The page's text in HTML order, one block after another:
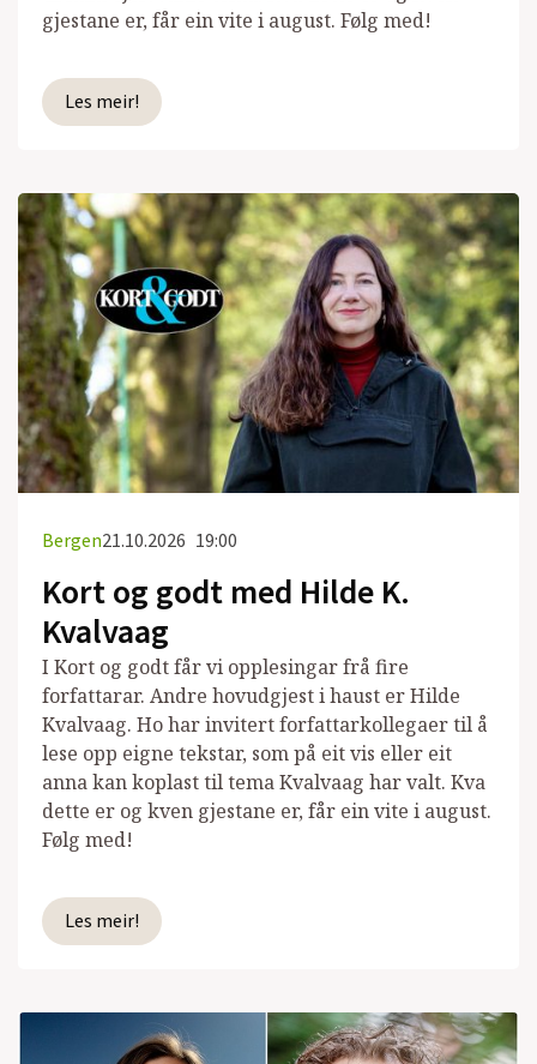
gjestane er, får ein vite i august. Følg med!
Les meir!
Bergen21.10.2026 19:00
Kort og godt med Hilde K.
Kvalvaag
I Kort og godt får vi opplesingar frå fire
forfattarar. Andre hovudgjest i haust er Hilde
Kvalvaag. Ho har invitert forfattarkollegaer til å
lese opp eigne tekstar, som på eit vis eller eit
anna kan koplast til tema Kvalvaag har valt. Kva
dette er og kven gjestane er, får ein vite i august.
Følg med!
Les meir!